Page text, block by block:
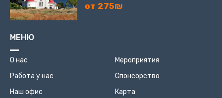
от 275₪
МЕНЮ
О нас
Работа у нас
Наш офис
Мероприятия
Спонсорство
Карта